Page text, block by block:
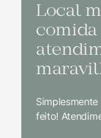
Local
comida
feito!